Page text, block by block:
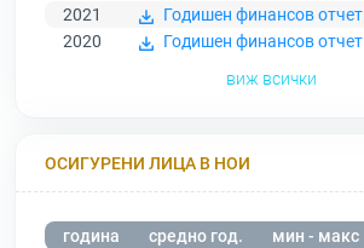
2021
Годишен финансов отчет
2020
Годишен финансов отчет
виж всички
ОСИГУРЕНИ ЛИЦА В НОИ
година средно год. мин - макс